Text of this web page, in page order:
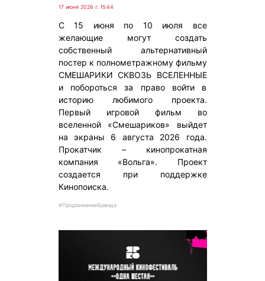
17 июня 2026 г. 15:44
С 15 июня по 10 июля все
желающие могут создать
собственный альтернативный
постер к полнометражному фильму
СМЕШАРИКИ СКВОЗЬ ВСЕЛЕННЫЕ
и побороться за право войти в
историю любимого проекта.
Первый игровой фильм во
вселенной «Смешариков» выйдет
на экраны 6 августа 2026 года.
Прокатчик – кинопрокатная
компания «Вольга». Проект
создается при поддержке
Кинопоиска.
#ПродвижениеБренда